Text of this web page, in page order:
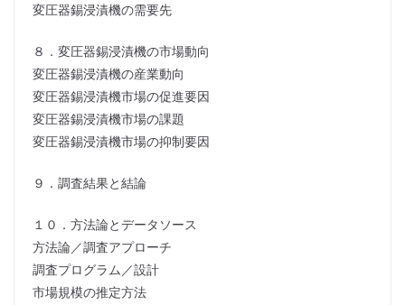
変圧器錫浸漬機の需要先
８．変圧器錫浸漬機の市場動向
変圧器錫浸漬機の産業動向
変圧器錫浸漬機市場の促進要因
変圧器錫浸漬機市場の課題
変圧器錫浸漬機市場の抑制要因
９．調査結果と結論
１０．方法論とデータソース
方法論／調査アプローチ
調査プログラム／設計
市場規模の推定方法